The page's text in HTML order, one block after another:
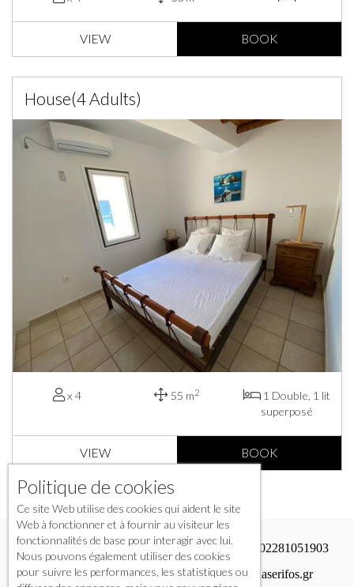
VIEW BOOK
House(4 Adults)
x 4 55 m2
1 Double, 1 lit
superposé
VIEW BOOK
Livadakia, Serifos, Cyclades +302281051903
+306946910840 info@vassiliaserifos.gr
Politique de cookies
Ce site Web utilise des cookies qui aident le site
Web à fonctionner et à fournir au visiteur les
fonctionnalités de base pour interagir avec lui.
Nous pouvons également utiliser des cookies
pour suivre les performances, les statistiques ou